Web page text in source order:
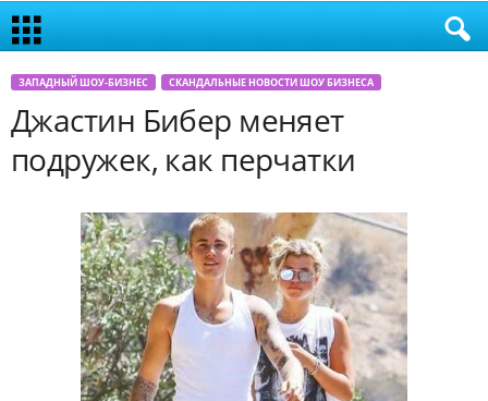
ЗАПАДНЫЙ ШОУ-БИЗНЕС СКАНДАЛЬНЫЕ НОВОСТИ ШОУ БИЗНЕСА
Джастин Бибер меняет
подружек, как перчатки